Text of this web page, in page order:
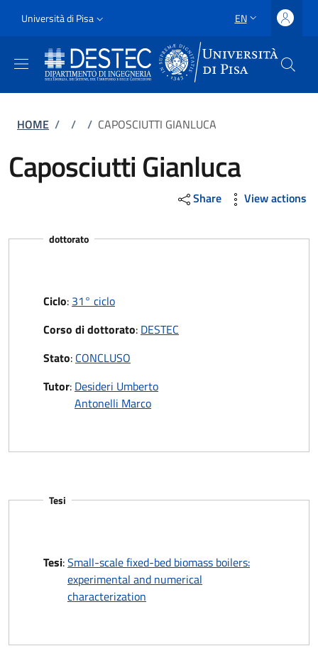
Slim
Università di Pisa LANGUAGE
EN
Breadcrumb
HOME / / / CAPOSCIUTTI GIANLUCA
Caposciutti Gianluca
Share View actions
dottorato
Ciclo: 31° ciclo
Corso di dottorato: DESTEC
Stato: CONCLUSO
Tutor: Desideri Umberto
Antonelli Marco
Tesi
Tesi:Small-scale fixed-bed biomass boilers:
experimental and numerical
characterization